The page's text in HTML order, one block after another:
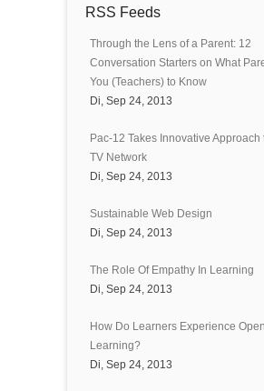
RSS Feeds
Through the Lens of a Parent: 12
Conversation Starters on What
You (Teachers) to Know
Di, Sep 24, 2013
Pac-12 Takes Innovative Approach
TV Network
Di, Sep 24, 2013
Sustainable Web Design
Di, Sep 24, 2013
The Role Of Empathy In Learning
Di, Sep 24, 2013
How Do Learners Experience
Learning?
Di, Sep 24, 2013